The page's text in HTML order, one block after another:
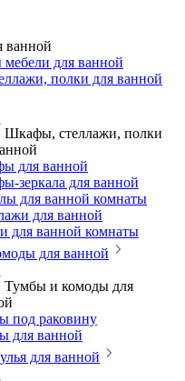
ванной
для ванной
полки для ванной
Шкафы, стеллажи, полки
для ванной
зеркала для ванной
для ванной комнаты
для ванной
для ванной комнаты
для ванной
Тумбы и комоды для
под раковину
для ванной
для ванной